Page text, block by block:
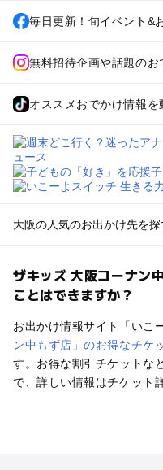
毎日更新！旬イベント&
無料招待企画や話題のお
オススメおでかけ情報を
大阪の人気のお出かけ先を探
大阪のエリアからプー
を探す
堺・大阪南部（岸和田・関
高槻・吹田・豊中・茨木・
かけ
梅田・キタ・淀屋橋・本町
東大阪・八尾・寝屋川・守
ザキッズ 大阪コーナン
ことはできますか？
お出かけ情報サイト「いこ
ン中もず店」のお得なチケ
す。お得な割引チケットな
で、詳しい情報はチケット